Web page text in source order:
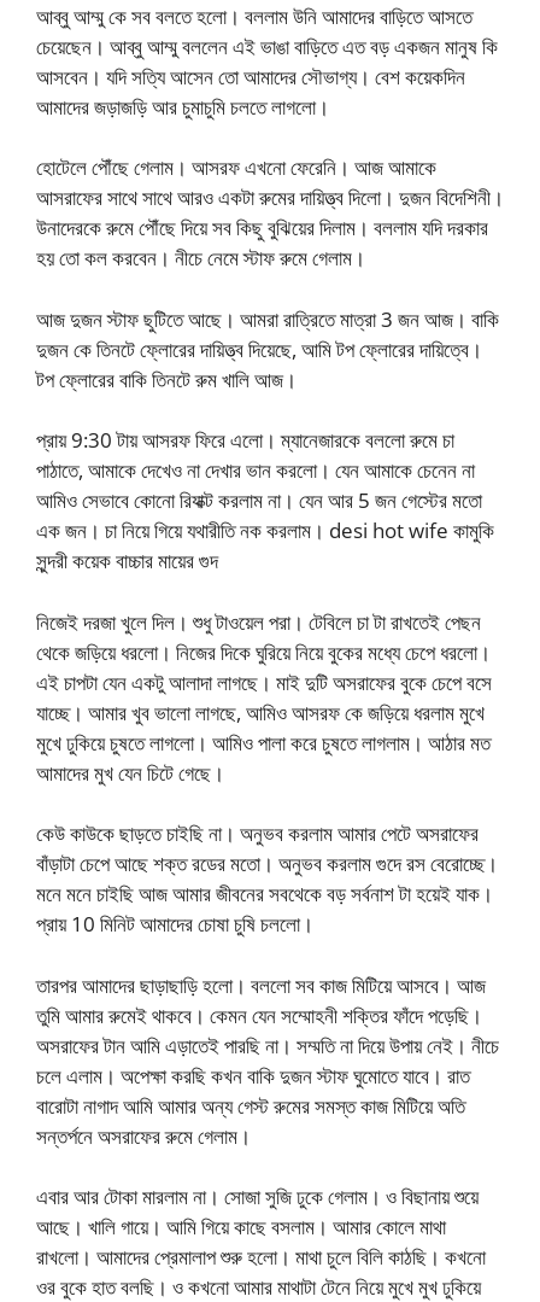
আব্বু আম্মু কে সব বলতে হলো। বললাম উনি আমাদের বাড়িতে আসতে
চেয়েছেন। আব্বু আম্মু বললেন এই ভাঙা বাড়িতে এত বড় একজন মানুষ কি
আসবেন। যদি সত্যি আসেন তো আমাদের সৌভাগ্য। বেশ কয়েকদিন
আমাদের জড়াজড়ি আর চুমাচুমি চলতে লাগলো।
হোটেলে পৌঁছে গেলাম। আসরফ এখনো ফেরেনি। আজ আমাকে
আসরাফের সাথে সাথে আরও একটা রুমের দায়িত্ত্ব দিলো। দুজন বিদেশিনী।
উনাদেরকে রুমে পৌঁছে দিয়ে সব কিছু বুঝিয়ের দিলাম। বললাম যদি দরকার
হয় তো কল করবেন। নীচে নেমে স্টাফ রুমে গেলাম।
আজ দুজন স্টাফ ছুটিতে আছে। আমরা রাত্রিতে মাত্রা 3 জন আজ। বাকি
দুজন কে তিনটে ফ্লোরের দায়িত্ত্ব দিয়েছে, আমি টপ ফ্লোরের দায়িত্বে।
টপ ফ্লোরের বাকি তিনটে রুম খালি আজ।
প্রায় 9:30 টায় আসরফ ফিরে এলো। ম্যানেজারকে বললো রুমে চা
পাঠাতে, আমাকে দেখেও না দেখার ভান করলো। যেন আমাকে চেনেন না
আমিও সেভাবে কোনো রিযাক্ট করলাম না। যেন আর 5 জন গেস্টের মতো
এক জন। চা নিয়ে গিয়ে যথারীতি নক করলাম। desi hot wife কামুকি
সুন্দরী কয়েক বাচ্চার মায়ের গুদ
নিজেই দরজা খুলে দিল। শুধু টাওয়েল পরা। টেবিলে চা টা রাখতেই পেছন
থেকে জড়িয়ে ধরলো। নিজের দিকে ঘুরিয়ে নিয়ে বুকের মধ্যে চেপে ধরলো।
এই চাপটা যেন একটু আলাদা লাগছে। মাই দুটি অসরাফের বুকে চেপে বসে
যাচ্ছে। আমার খুব ভালো লাগছে, আমিও আসরফ কে জড়িয়ে ধরলাম মুখে
মুখে ঢুকিয়ে চুষতে লাগলো। আমিও পালা করে চুষতে লাগলাম। আঠার মত
আমাদের মুখ যেন চিটে গেছে।
কেউ কাউকে ছাড়তে চাইছি না। অনুভব করলাম আমার পেটে অসরাফের
বাঁড়াটা চেপে আছে শক্ত রডের মতো। অনুভব করলাম গুদে রস বেরোচ্ছে।
মনে মনে চাইছি আজ আমার জীবনের সবথেকে বড় সর্বনাশ টা হয়েই যাক।
প্রায় 10 মিনিট আমাদের চোষা চুষি চললো।
তারপর আমাদের ছাড়াছাড়ি হলো। বললো সব কাজ মিটিয়ে আসবে। আজ
তুমি আমার রুমেই থাকবে। কেমন যেন সম্মোহনী শক্তির ফাঁদে পড়েছি।
অসরাফের টান আমি এড়াতেই পারছি না। সম্মতি না দিয়ে উপায় নেই। নীচে
চলে এলাম। অপেক্ষা করছি কখন বাকি দুজন স্টাফ ঘুমোতে যাবে। রাত
বারোটা নাগাদ আমি আমার অন্য গেস্ট রুমের সমস্ত কাজ মিটিয়ে অতি
সন্তর্পনে অসরাফের রুমে গেলাম।
এবার আর টোকা মারলাম না। সোজা সুজি ঢুকে গেলাম। ও বিছানায় শুয়ে
আছে। খালি গায়ে। আমি গিয়ে কাছে বসলাম। আমার কোলে মাথা
রাখলো। আমাদের প্রেমালাপ শুরু হলো। মাথা চুলে বিলি কাঠছি। কখনো
ওর বুকে হাত বলছি। ও কখনো আমার মাথাটা টেনে নিয়ে মুখে মুখ ঢুকিয়ে